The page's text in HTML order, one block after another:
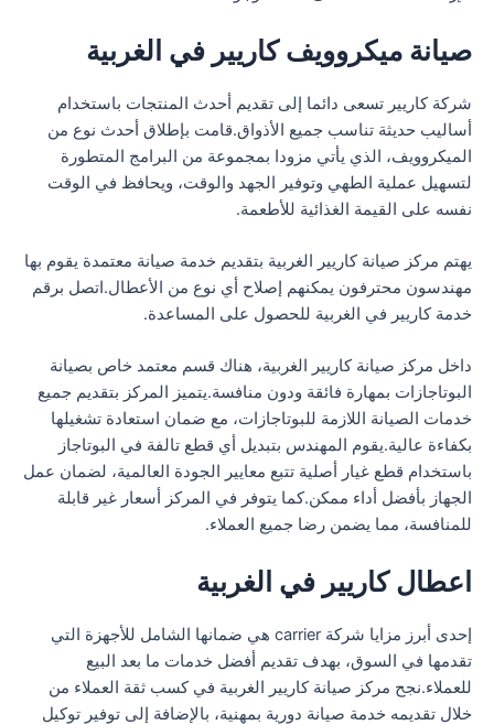
صيانة ميكروويف كاريير في الغربية
شركة كاريير تسعى دائما إلى تقديم أحدث المنتجات باستخدام
أساليب حديثة تناسب جميع الأذواق.قامت بإطلاق أحدث نوع من
الميكروويف، الذي يأتي مزودا بمجموعة من البرامج المتطورة
لتسهيل عملية الطهي وتوفير الجهد والوقت، ويحافظ في الوقت
نفسه على القيمة الغذائية للأطعمة.
يهتم مركز صيانة كاريير الغربية بتقديم خدمة صيانة معتمدة يقوم بها
مهندسون محترفون يمكنهم إصلاح أي نوع من الأعطال.اتصل برقم
خدمة كاريير في الغربية للحصول على المساعدة.
داخل مركز صيانة كاريير الغربية، هناك قسم معتمد خاص بصيانة
البوتاجازات بمهارة فائقة ودون منافسة.يتميز المركز بتقديم جميع
خدمات الصيانة اللازمة للبوتاجازات، مع ضمان استعادة تشغيلها
بكفاءة عالية.يقوم المهندس بتبديل أي قطع تالفة في البوتاجاز
باستخدام قطع غيار أصلية تتبع معايير الجودة العالمية، لضمان عمل
الجهاز بأفضل أداء ممكن.كما يتوفر في المركز أسعار غير قابلة
للمنافسة، مما يضمن رضا جميع العملاء.
اعطال كاريير في الغربية
إحدى أبرز مزايا شركة carrier هي ضمانها الشامل للأجهزة التي
تقدمها في السوق، بهدف تقديم أفضل خدمات ما بعد البيع
للعملاء.نجح مركز صيانة كاريير الغربية في كسب ثقة العملاء من
خلال تقديمه خدمة صيانة دورية بمهنية، بالإضافة إلى توفير توكيل